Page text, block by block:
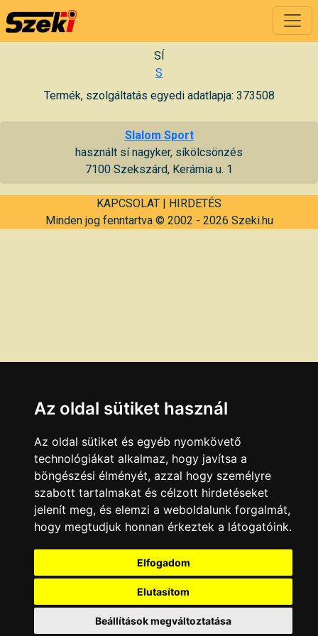
SÍ
S
Termék, szolgáltatás egyedi adatlapja: 373508
Slalom Sport
használt sí nagyker, síkölcsönzés
7100 Szekszárd, Kerámia u. 1
KAPCSOLAT | HIRDETÉS
Minden jog fenntartva © 2002 - 2026 Szeki.hu
Az oldal sütiket használ
Az oldal sütiket és egyéb nyomkövető
technológiákat alkalmaz, hogy javítsa a
böngészési élményét, azzal hogy személyre
szabott tartalmakat és célzott hirdetéseket
jelenít meg, és elemzi a weboldalunk forgalmát,
hogy megtudjuk honnan érkeztek a látogatóink.
Elfogadom
Elutasítom
Beállítások megváltoztatása